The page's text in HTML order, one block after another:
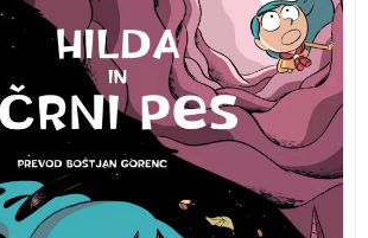
Hildi. Ko hilda naleti na Tontuja,
duha, ugotovi, da mesto
še kup skrivnosti. Besedilo je prevedel